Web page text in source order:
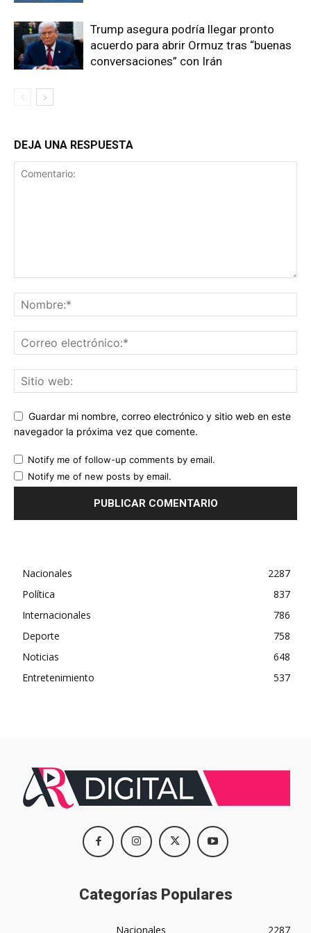
Trump asegura podría llegar pronto
acuerdo para abrir Ormuz tras “buenas
conversaciones” con Irán
DEJA UNA RESPUESTA
Guardar mi nombre, correo electrónico y sitio web en este
navegador la próxima vez que comente.
Notify me of follow-up comments by email.
Notify me of new posts by email.
Nacionales
2287
Política
837
Internacionales
786
Deporte
758
Noticias
648
Entretenimiento
537
Categorías Populares
Nacionales 2287